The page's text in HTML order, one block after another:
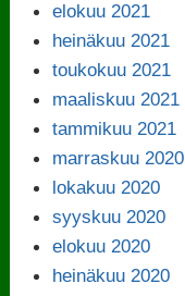
elokuu 2021
heinäkuu 2021
toukokuu 2021
maaliskuu 2021
tammikuu 2021
marraskuu 2020
lokakuu 2020
syyskuu 2020
elokuu 2020
heinäkuu 2020